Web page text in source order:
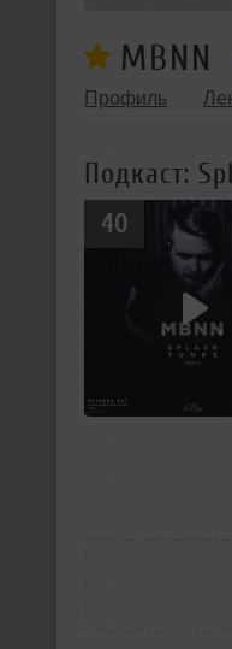
MBNN
Профиль
Подкаст:
40